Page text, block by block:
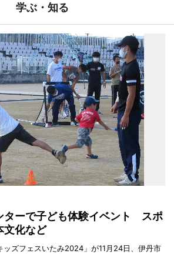
学ぶ・知る
ターで子ども体験イベント スポ
文化など
ッズフェスいたみ2024」が11月24日、伊丹市